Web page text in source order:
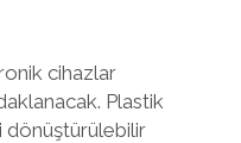
cihazlar
Plastik
dönüştürülebilir